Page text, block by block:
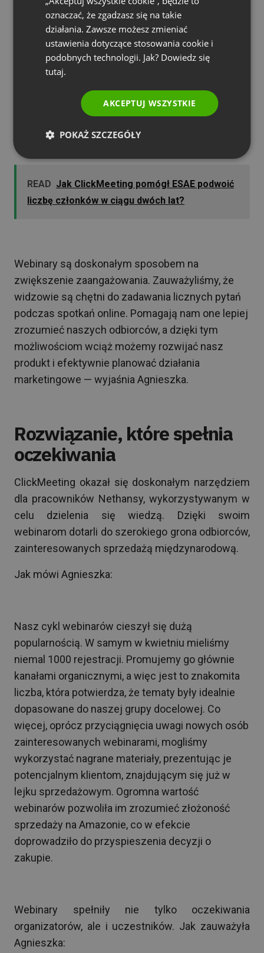
jest właśnie prowadzenie wydarzenia na żywo.
Podczas takiego wydarzenia online, łatwo jest
poprosić widzów, aby podzielili się online swoją
opinią, zostawiając komentarz w oknie
Ponadto, otwarty charakter webinaru czy
spotkania sprawia, że publiczność jest bardziej
chętna do zadawania pytań, co może być źródłem
cennych informacji, które mogą być wykorzystane
w celu poprawy usług danej firmy.
READ Jak ClickMeeting pomógł ESAE podwoić
liczbę członków w ciągu dwóch lat?
Webinary są doskonałym sposobem na
zwiększenie zaangażowania. Zauważyliśmy, że
widzowie są chętni do zadawania licznych pytań
podczas spotkań online. Pomagają nam one lepiej
zrozumieć naszych odbiorców, a dzięki tym
możliwościom wciąż możemy rozwijać nasz
produkt i efektywnie planować działania
marketingowe — wyjaśnia Agnieszka.
Rozwiązanie, które spełnia
oczekiwania
ClickMeeting okazał się doskonałym narzędziem
dla pracowników Nethansy, wykorzystywanym w
celu dzielenia się wiedzą. Dzięki swoim
webinarom dotarli do szerokiego grona odbiorców,
zainteresowanych sprzedażą międzynarodową.
Jak mówi Agnieszka:
Nasz cykl webinarów cieszył się dużą
popularnością. W samym w kwietniu mieliśmy
niemal 1000 rejestracji. Promujemy go głównie
kanałami organicznymi, a więc jest to znakomita
liczba, która potwierdza, że tematy były idealnie
dopasowane do naszej grupy docelowej. Co
więcej, oprócz przyciągnięcia uwagi nowych osób
zainteresowanych webinarami, mogliśmy
wykorzystać nagrane materiały, prezentując je
potencjalnym klientom, znajdującym się już w
lejku sprzedażowym. Ogromna wartość
webinarów pozwoliła im zrozumieć złożoność
sprzedaży na Amazonie, co w efekcie
doprowadziło do przyspieszenia decyzji o
zakupie.
Webinary spełniły nie tylko oczekiwania
organizatorów, ale i uczestników. Jak zauważyła
Agnieszka:
ITALIAN
oznaczać, że zgadzasz się na takie
działania. Zawsze możesz zmieniać
ustawienia dotyczące stosowania cookie i
podobnych technologii. Jak? Dowiedz się
tutaj.
AKCEPTUJ WSZYSTKIE
POKAŻ SZCZEGÓŁY